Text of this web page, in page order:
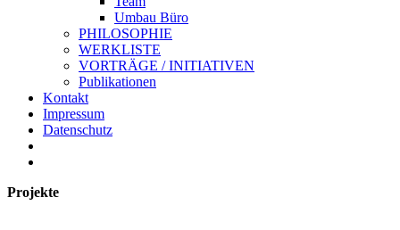
Umbau Büro
PHILOSOPHIE
WERKLISTE
VORTRÄGE / INITIATIVEN
Publikationen
Kontakt
Impressum
Datenschutz
Projekte